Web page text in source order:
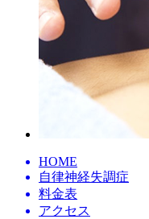
HOME
自律神経失調症
料金表
アクセス